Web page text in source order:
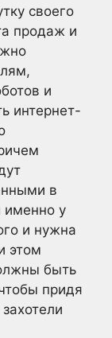
своего
продаж и
и
интернет-
в
именно у
и нужна
этом
быть
придя